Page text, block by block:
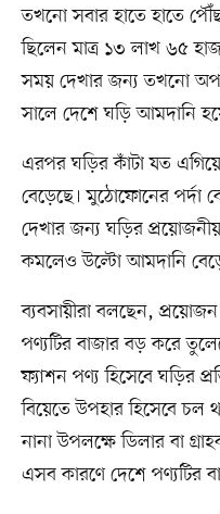
তখনো সবার হাতে হাতে
ছিলেন মাত্র ১৩ লাখ ৬৫
সময় দেখার জন্য তখনো
সালে দেশে ঘড়ি আমদানি
এরপর ঘড়ির কাঁটা যত
বেড়েছে। মুঠোফোনের পর্দা
দেখার জন্য ঘড়ির
কমলেও উল্টো আমদানি
ব্যবসায়ীরা বলছেন,
পণ্যটির বাজার বড় করে
ফ্যাশন পণ্য হিসেবে ঘড়ির
বিয়েতে উপহার হিসেবে
নানা উপলক্ষে ডিলার বা
এসব কারণে দেশে পণ্যটির